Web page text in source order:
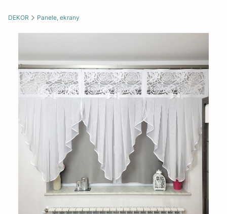
DEKOR Panele, ekrany